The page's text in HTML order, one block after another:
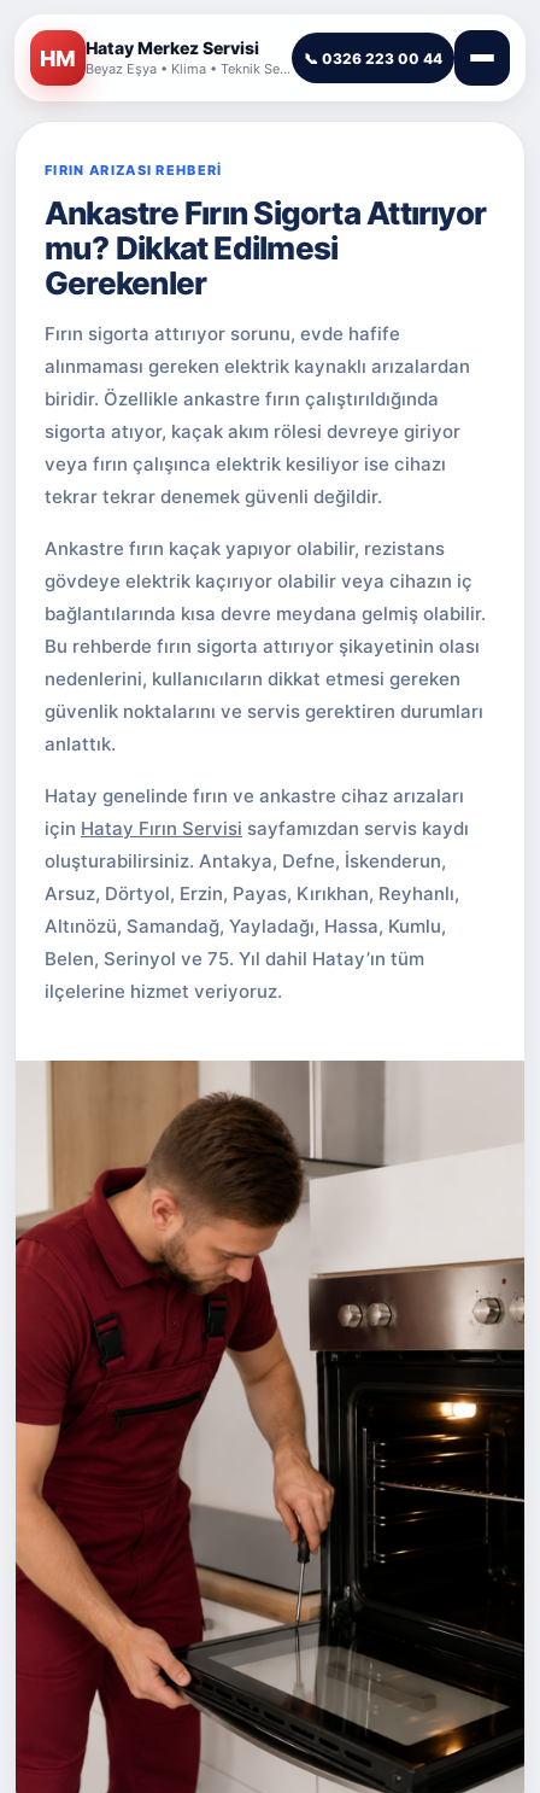
HM Hatay Merkez Servisi
Beyaz Eşya • Klima • Teknik Servis
📞 0326 223 00 44
FIRIN ARIZASI REHBERİ
Ankastre Fırın Sigorta Attırıyor
mu? Dikkat Edilmesi
Gerekenler
Fırın sigorta attırıyor sorunu, evde hafife
alınmaması gereken elektrik kaynaklı arızalardan
biridir. Özellikle ankastre fırın çalıştırıldığında
sigorta atıyor, kaçak akım rölesi devreye giriyor
veya fırın çalışınca elektrik kesiliyor ise cihazı
tekrar tekrar denemek güvenli değildir.
Ankastre fırın kaçak yapıyor olabilir, rezistans
gövdeye elektrik kaçırıyor olabilir veya cihazın iç
bağlantılarında kısa devre meydana gelmiş olabilir.
Bu rehberde fırın sigorta attırıyor şikayetinin olası
nedenlerini, kullanıcıların dikkat etmesi gereken
güvenlik noktalarını ve servis gerektiren durumları
anlattık.
Hatay genelinde fırın ve ankastre cihaz arızaları
için Hatay Fırın Servisi sayfamızdan servis kaydı
oluşturabilirsiniz. Antakya, Defne, İskenderun,
Arsuz, Dörtyol, Erzin, Payas, Kırıkhan, Reyhanlı,
Altınözü, Samandağ, Yayladağı, Hassa, Kumlu,
Belen, Serinyol ve 75. Yıl dahil Hatay’ın tüm
ilçelerine hizmet veriyoruz.